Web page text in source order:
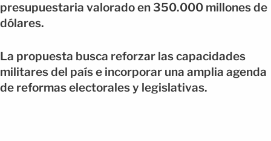
presupuestaria valorado en 350.000 millones de
dólares.
La propuesta busca reforzar las capacidades
militares del país e incorporar una amplia agenda
de reformas electorales y legislativas.